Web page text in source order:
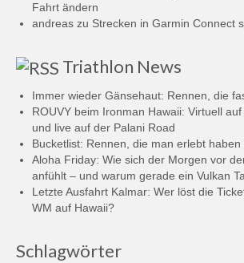
Fahrt ändern
andreas zu Strecken in Garmin Connect
Triathlon News
Immer wieder Gänsehaut: Rennen, die
ROUVY beim Ironman Hawaii: Virtuell
und live auf der Palani Road
Bucketlist: Rennen, die man erlebt haben
Aloha Friday: Wie sich der Morgen vor
anfühlt – und warum gerade ein Vulkan
Letzte Ausfahrt Kalmar: Wer löst die
WM auf Hawaii?
Schlagwörter